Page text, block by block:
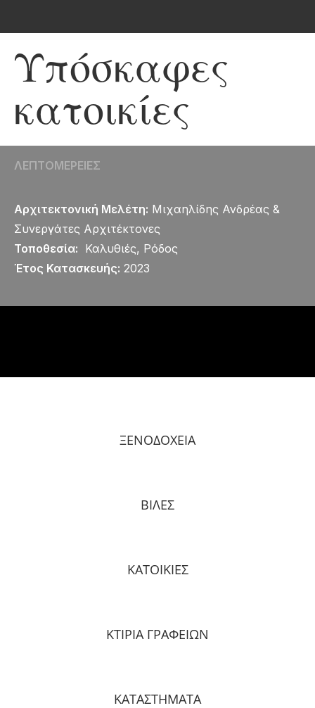
Υπόσκαφες
κατοικίες
ΛΕΠΤΟΜΕΡΕΙΕΣ
Αρχιτεκτονική Μελέτη: Μιχαηλίδης Ανδρέας &
Συνεργάτες Αρχιτέκτονες
Τοποθεσία: Καλυθιές, Ρόδος
Έτος Κατασκευής: 2023
ΞΕΝΟΔΟΧΕΙΑ
ΒΙΛΕΣ
ΚΑΤΟΙΚΙΕΣ
ΚΤΙΡΙΑ ΓΡΑΦΕΙΩΝ
ΚΑΤΑΣΤΗΜΑΤΑ